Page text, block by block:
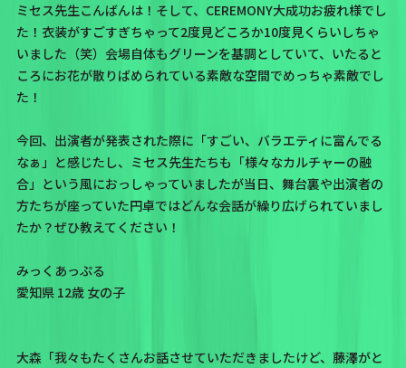
ミセス先生こんばんは！そして、CEREMONY大成功お疲れ様でし
た！衣装がすごすぎちゃって2度見どころか10度見くらいしちゃ
いました（笑）会場自体もグリーンを基調としていて、いたると
ころにお花が散りばめられている素敵な空間でめっちゃ素敵でし
た！
今回、出演者が発表された際に「すごい、バラエティに富んでる
なぁ」と感じたし、ミセス先生たちも「様々なカルチャーの融
合」という風におっしゃっていましたが当日、舞台裏や出演者の
方たちが座っていた円卓ではどんな会話が繰り広げられていまし
たか？ぜひ教えてください！
みっくあっぷる
愛知県 12歳 女の子
大森「我々もたくさんお話させていただきましたけど、藤澤がと